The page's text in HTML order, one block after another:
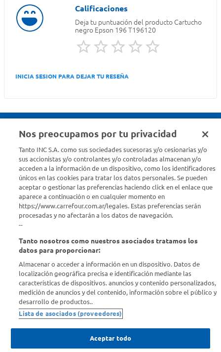
Deja tu puntuación del producto Cartucho
negro Epson 196 T196120
INICIA SESION PARA DEJAR TU RESEÑA
Estamos para ayudarte
¿Tenés una consulta? Comunicate con nosotros acá
Descubrí Carrefour
Conocenos
Info útil
Comprá Online
Nos preocupamos por tu privacidad
Tanto INC S.A. como sus sociedades sucesoras y/o cesionarias y/o
sus accionistas y/o controlantes y/o controladas almacenan y/o
acceden a la información de un dispositivo, como los identificadores
únicos en las cookies para tratar los datos personales. Se pueden
aceptar o gestionar las preferencias haciendo click en el enlace que
aparece a continuación o en cualquier momento en
https://www.carrefour.com.ar/legales. Estas preferencias serán
procesadas y no afectarán a los datos de navegación.
--
Tanto nosotros como nuestros asociados tratamos los
datos para proporcionar:
Almacenar o acceder a información en un dispositivo. Datos de
localización geográfica precisa e identificación mediante las
características de dispositivos. anuncios y contenido personalizados,
medición de anuncios y del contenido, información sobre el público y
desarrollo de productos..
Lista de asociados (proveedores)
Aceptar todo